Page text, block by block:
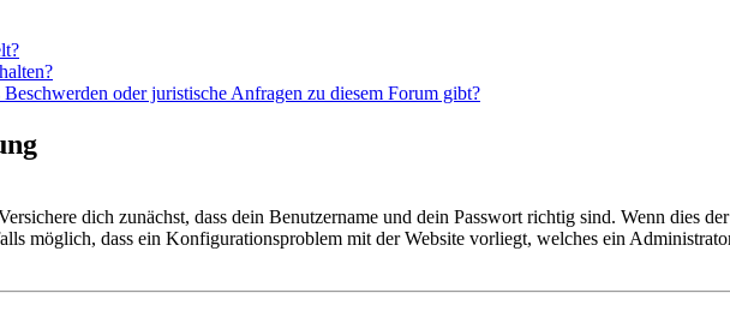
oder juristische Anfragen zu diesem Forum gibt?
dich zunächst, dass dein Benutzername und dein Passwort richtig sind. Wenn dies
möglich, dass ein Konfigurationsproblem mit der Website vorliegt, welches ein